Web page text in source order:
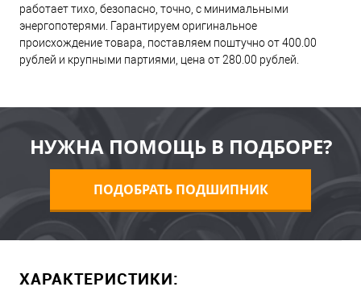
работает тихо, безопасно, точно, с минимальными
энергопотерями. Гарантируем оригинальное
происхождение товара, поставляем поштучно от 400.00
рублей и крупными партиями, цена от 280.00 рублей.
НУЖНА ПОМОЩЬ В ПОДБОРЕ?
ПОДОБРАТЬ ПОДШИПНИК
ХАРАКТЕРИСТИКИ: